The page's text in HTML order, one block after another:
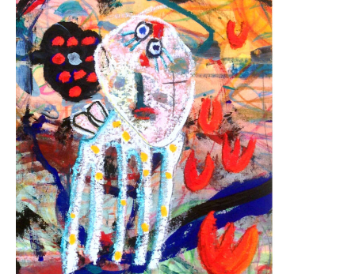
Vita
Videos
Literatur
Kontakt
Kontakt
Wegbeschreibung
Impressum
Datenschutz